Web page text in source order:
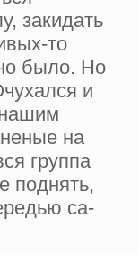
закидать
то
было. Но
и
на
группа
поднять,
са­